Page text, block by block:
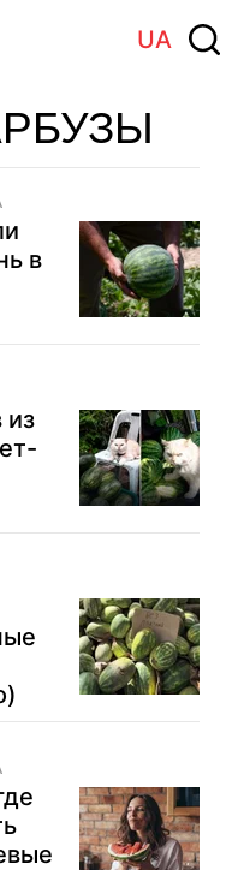
UA
в
из